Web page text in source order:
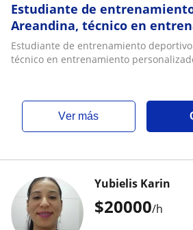
Estudiante de
Areandina, técnico en
personalizado y actividad
Estudiante de entrenamiento
técnico en entrenamiento
ver más
$20000/h
Yubielis Karin